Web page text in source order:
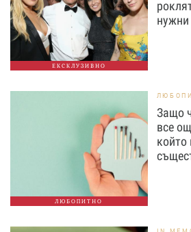
ЕКСКЛУЗИВНО
нужни
ЛЮБОПИТНО
Защо
все
който